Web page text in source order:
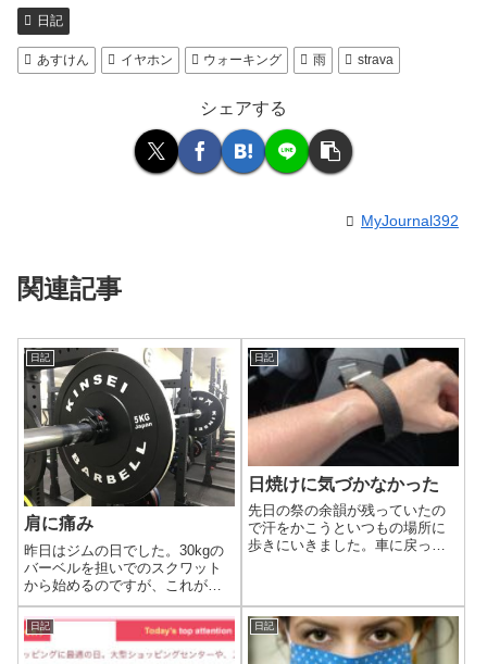
日記
あすけん イヤホン ウォーキング 雨 strava
シェアする
MyJournal392
関連記事
日記
肩に痛み
昨日はジムの日でした。30kgの
バーベルを担いでのスクワット
から始めるのですが、これがち
ょっとキツイです。初めて25kg
を使った時もこんな感覚だった
かもしれないと思うと、やって
れば慣れると信じて続けます。
日記
日焼けに気づかなかった
先日の祭の余韻が残っていたの
で汗をかこうといつもの場所に
歩きにいきました。車に戻って
ォーキングしようと決め、実行
できてる証拠です。
日記 日記